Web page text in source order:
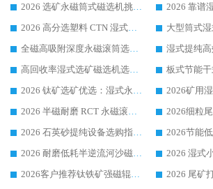
2026 选矿永磁筒式磁选机挑选干货：华体会手机网页版-华体会(中国) 源头厂，绿色高效实力出众
2026 高分选塑料 CTN 湿式顺流磁选机选购指南，靠谱源头厂家华体会手机网页版-华体会(中国) 详解
全磁高吸附深度永磁滚筒选购指南 业内口碑稳定磁电设备生产厂家详细推荐
高回收率湿式选矿磁选机选购指南 业内口碑磁电设备生产厂家实力解析
2026 钛矿选矿优选：湿式永磁筒式磁选机源头厂家华体会手机网页版-华体会(中国) 综合解析
2026 半磁耐磨 RCT 永磁滚筒选购指南，临朐源头生产厂家华体会手机网页版-华体会(中国) 实测分享
2026 石英砂提纯设备选购指南：华体会手机网页版-华体会(中国) 提纯磁选机厂家综合解读
2026 耐磨低耗半逆流河沙磁选机选购指南 临朐产业集群源头厂华体会手机网页版-华体会(中国) 详细解析
2026客户推荐钛铁矿强磁辊式磁选机，临朐靠谱生产厂家华体会手机网页版-华体会(中国) 详解